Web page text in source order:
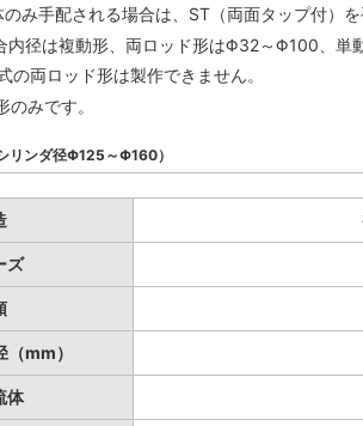
み手配される場合は、ST（両面タップ付）
内径は複動形、両ロッド形はΦ32～Φ100、
の両ロッド形は製作できません。
みです。
リンダ径Φ125～Φ160）
ズ
（mm）
体